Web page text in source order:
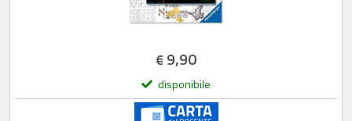
€9,90
disponibile